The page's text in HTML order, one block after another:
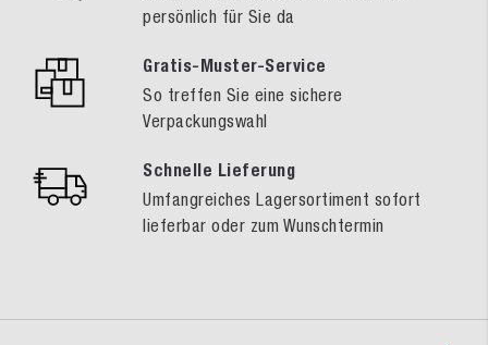
persönlich für Sie da
Gratis-Muster-Service
So treffen Sie eine sichere
Verpackungswahl
Schnelle Lieferung
Umfangreiches Lagersortiment sofort
lieferbar oder zum Wunschtermin